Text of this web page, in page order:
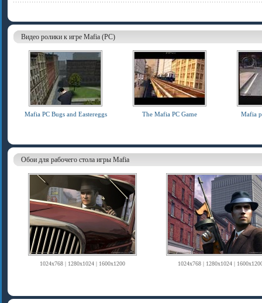
Видео ролики к игре Mafia (PC)
Mafia PC Bugs and Eastereggs The Mafia PC Game Mafia
Обои для рабочего стола игры Mafia
1024x768 | 1280x1024 | 1600x1200 1024x768 | 1280x1024 |